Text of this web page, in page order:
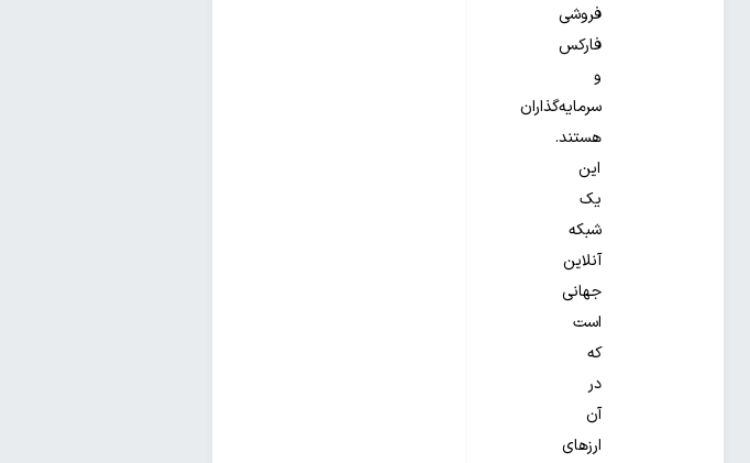
فروشی
فارکس
و
سرمایه‌گذاران
هستند.
این
یک
شبکه
آنلاین
جهانی
است
که
در
آن
ارزهای